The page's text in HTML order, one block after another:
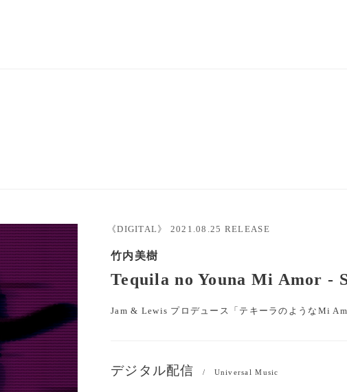
《DIGITAL》 2021.08.25 RELEASE
竹内美樹
Tequila no Youna Mi Amor -
Jam & Lewis プロデュース「テキーラのようなMi
デジタル配信 / Universal Music